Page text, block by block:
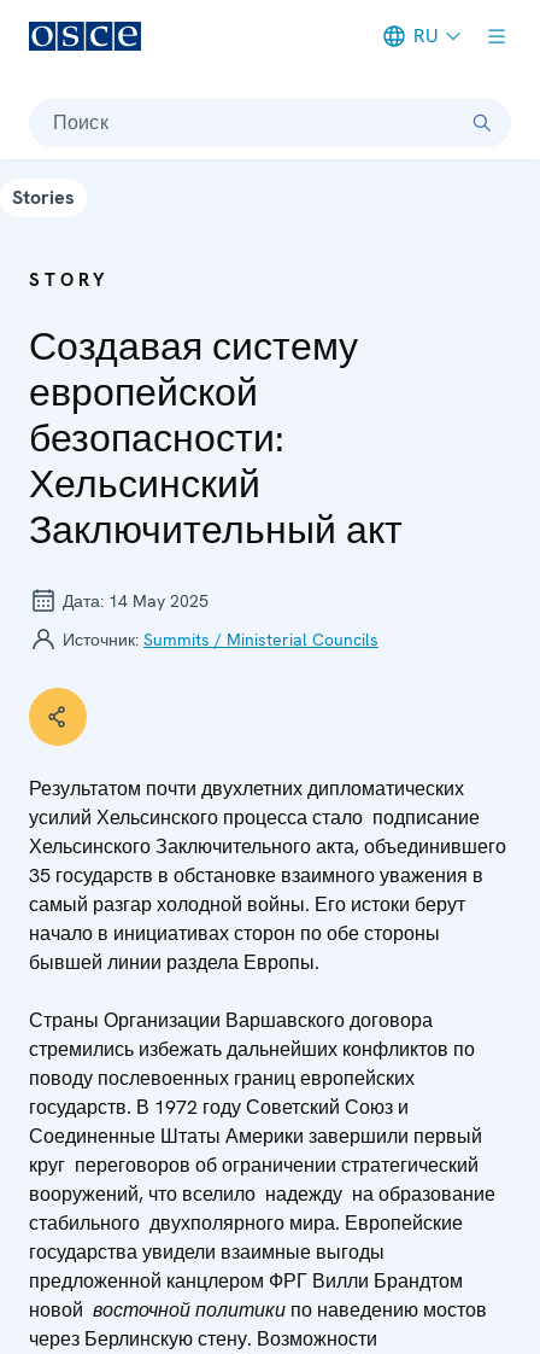
RU
Поиск
Stories
STORY
Создавая систему
европейской
безопасности:
Хельсинский
Заключительный акт
Дата: 14 May 2025
Источник: Summits / Ministerial Councils
Результатом почти двухлетних дипломатических
усилий Хельсинского процесса стало подписание
Хельсинского Заключительного акта, объединившего
35 государств в обстановке взаимного уважения в
самый разгар холодной войны. Его истоки берут
начало в инициативах сторон по обе стороны
бывшей линии раздела Европы.
Страны Организации Варшавского договора
стремились избежать дальнейших конфликтов по
поводу послевоенных границ европейских
государств. В 1972 году Советский Союз и
Соединенные Штаты Америки завершили первый
круг переговоров об ограничении стратегический
вооружений, что вселило надежду на образование
стабильного двухполярного мира. Европейские
государства увидели взаимные выгоды
предложенной канцлером ФРГ Вилли Брандтом
новой восточной политики по наведению мостов
через Берлинскую стену. Возможности